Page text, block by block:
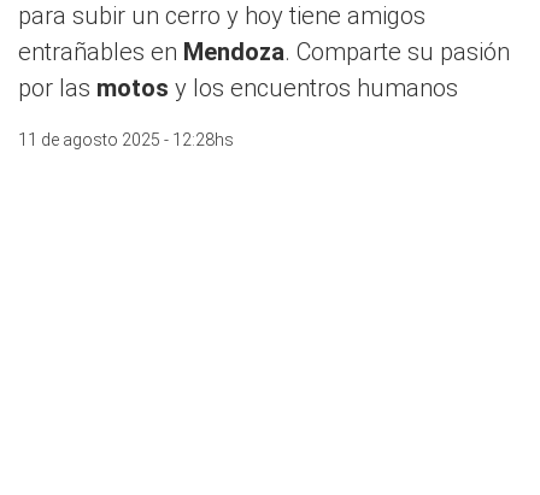
para subir un cerro y hoy tiene amigos
entrañables en Mendoza. Comparte su pasión
por las motos y los encuentros humanos
11 de agosto 2025 - 12:28hs